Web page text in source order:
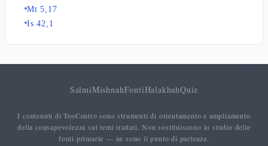
Mt 5,17
Is 42,1
SalmiMishnahFontiHalakhahQuiz
I contenuti di TeoCentro sono strumenti di orientamento e ampliamento
della consapevolezza sui temi trattati. Non sostituiscono lo studio delle
fonti primarie — ne sono il punto di partenza.